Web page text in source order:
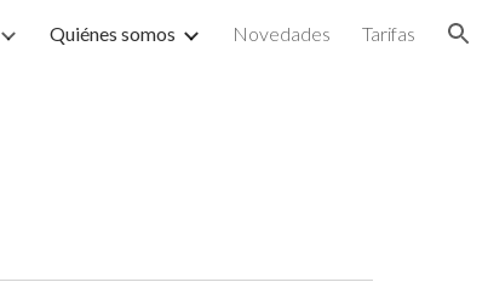
Quiénes somos Novedades Tarifas